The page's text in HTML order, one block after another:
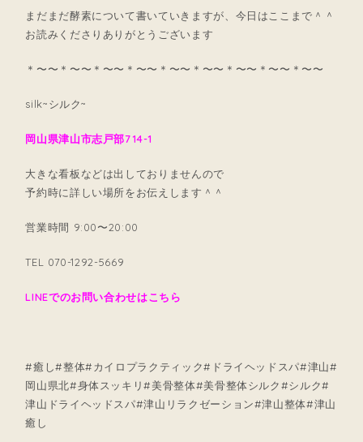
まだまだ酵素について書いていきますが、今日はここまで＾＾
お読みくださりありがとうございます
＊〜〜＊〜〜＊〜〜＊〜〜＊〜〜＊〜〜＊〜〜＊〜〜＊〜〜
silk~シルク~
岡山県津山市志戸部714-1
大きな看板などは出しておりませんので
予約時に詳しい場所をお伝えします＾＾
営業時間 9:00〜20:00
TEL 070-1292-5669
LINEでのお問い合わせはこちら
#癒し#整体#カイロプラクティック#ドライヘッドスパ#津山#
岡山県北#身体スッキリ#美骨整体#美骨整体シルク#シルク#
津山ドライヘッドスパ#津山リラクゼーション#津山整体#津山
癒し